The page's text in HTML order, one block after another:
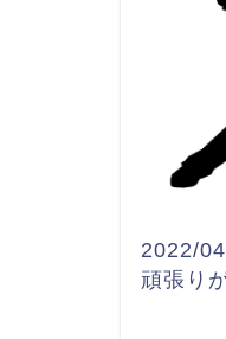
2022/
頑張り